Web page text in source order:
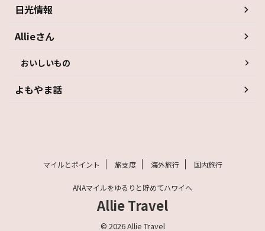
日光情報
Allieさん
おいしいもの
よもやま話
マイルとポイント 旅支度 海外旅行 国内旅行
ANAマイルをゆるりと貯めてハワイへ
Allie Travel
© 2026 Allie Travel